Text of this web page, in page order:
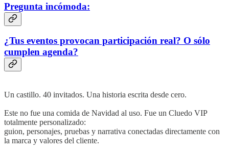
Pregunta incómoda:
¿Tus eventos provocan participación real? O sólo
cumplen agenda?
Un castillo. 40 invitados. Una historia escrita desde cero.
Este no fue una comida de Navidad al uso. Fue un Cluedo VIP
totalmente personalizado:
guion, personajes, pruebas y narrativa conectadas directamente con
la marca y valores del cliente.